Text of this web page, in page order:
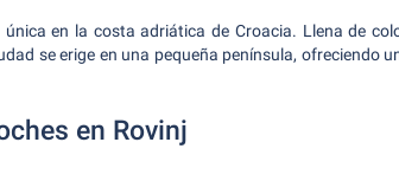
única en la costa adriática de Croacia. Llena de
se erige en una pequeña península, ofreciendo
en Rovinj